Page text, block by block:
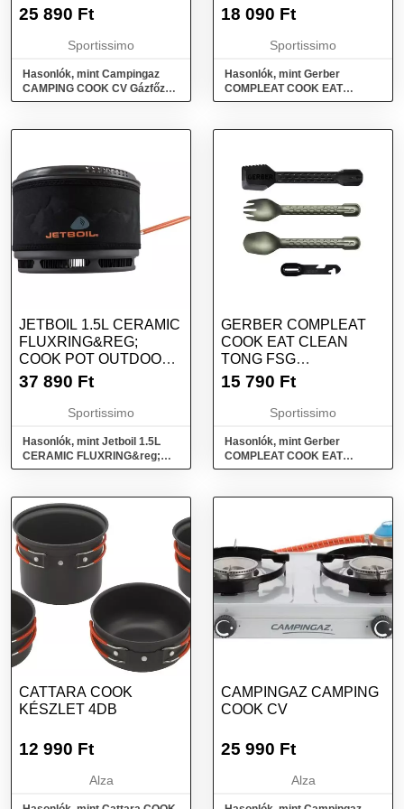
25 890 Ft
Sportissimo
Hasonlók, mint Campingaz
CAMPING COOK CV Gázfőző,
szürke, méret
EVŐESZKÖZKÉSZLET,
18 090 Ft
Sportissimo
Hasonlók, mint Gerber
COMPLEAT COOK EAT
CLEAN TONG FSG
méret
JETBOIL 1.5L CERAMIC
FLUXRING&REG;
COOK POT OUTDOOR
EDÉNY GÁZFŐZŐHÖZ,
37 890 Ft
Sportissimo
Hasonlók, mint Jetboil 1.5L
CERAMIC FLUXRING&reg;
COOK POT Outdoor edény
GERBER COMPLEAT
COOK EAT CLEAN
TONG FSG
EVŐESZKÖZKÉSZLET,
15 790 Ft
Sportissimo
Hasonlók, mint Gerber
COMPLEAT COOK EAT
CLEAN TONG FSG
méret
CATTARA COOK
KÉSZLET 4DB
12 990 Ft
Alza
CAMPINGAZ CAMPING
COOK CV
25 990 Ft
Alza